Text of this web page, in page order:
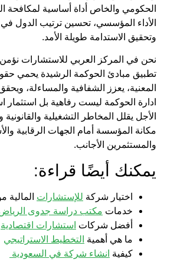
الحكومي والخاص أداة أساسية لمكافحة
الأداء المؤسسي، تحسين ترتيب الدول في
وتحقيق الاستدامة طويلة الأمد.
نحن في المركز العربي للاستشارات
تطبيق مبادئ الحوكمة الرشيدة يحمي
المعنية، يعزز الشفافية والمساءلة،
ادارة الحوكمة ليست رفاهية بل استثمار
الأجل يقلل المخاطر التشغيلية
مكانة المؤسسة أمام الجهات الرقابية
والمستثمرين الأجانب.
يمكنك أيضًا قراءة:
اختيار شركة للإستشارات المالية
خدمات مكتب دراسة جدوى
أفضل شركات استشارات اقتصادية
ما هي أهمية التخطيط الاستراتيجي
كيفية انشاء شركة في السعودية